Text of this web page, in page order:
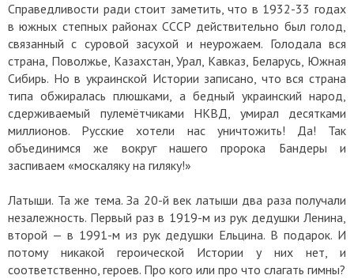
Справедливости ради стоит заметить, что в 1932-33 годах
в южных степных районах СССР действительно был голод,
связанный с суровой засухой и неурожаем. Голодала вся
страна, Поволжье, Казахстан, Урал, Кавказ, Беларусь, Южная
Сибирь. Но в украинской Истории записано, что вся страна
типа обжиралась плюшками, а бедный украинский народ,
сдерживаемый пулемётчиками НКВД, умирал десятками
миллионов. Русские хотели нас уничтожить! Да! Так
объединимся же вокруг нашего пророка Бандеры и
заспиваем «москаляку на гиляку!»
Латыши. Та же тема. За 20-й век латыши два раза получали
незалежность. Первый раз в 1919-м из рук дедушки Ленина,
второй — в 1991-м из рук дедушки Ельцина. В подарок. И
потому никакой героической Истории у них нет, и
соответственно, героев. Про кого или про что слагать гимны?